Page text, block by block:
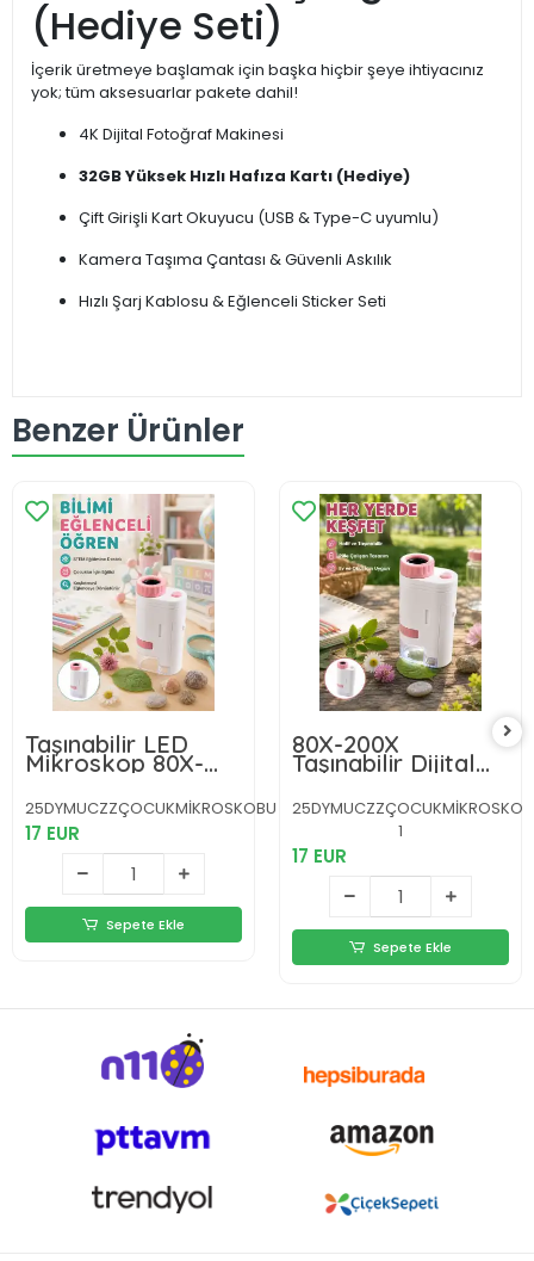
(Hediye Seti)
İçerik üretmeye başlamak için başka hiçbir şeye ihtiyacınız
yok; tüm aksesuarlar pakete dahil!
4K Dijital Fotoğraf Makinesi
32GB Yüksek Hızlı Hafıza Kartı (Hediye)
Çift Girişli Kart Okuyucu (USB & Type-C uyumlu)
Kamera Taşıma Çantası & Güvenli Askılık
Hızlı Şarj Kablosu & Eğlenceli Sticker Seti
Benzer Ürünler
Taşınabilir LED
Mikroskop 80X-
200X Büyütmeli
Çocuklar İçin
Eğitici Bilim
Mikroskobu
25DYMUCZZÇOCUKMİKROSKOBU
17 EUR
Sepete Ekle
80X-200X
Taşınabilir Dijital
Mikroskop LED
Işıklı Çocuk Eğitim
Mikroskobu
1
17 EUR
Sepete Ekle